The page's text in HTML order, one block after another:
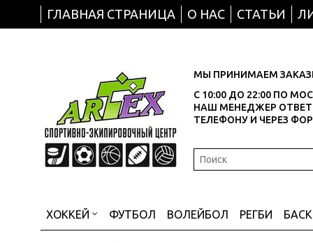
ГЛАВНАЯ СТРАНИЦА О НАС СТАТЬИ
МЫ ПРИНИМАЕМ
С 10:00 ДО 22:00 ПО
НАШ МЕНЕДЖЕР
ТЕЛЕФОНУ И ЧЕРЕЗ
ХОККЕЙ ФУТБОЛ ВОЛЕЙБОЛ РЕГБИ